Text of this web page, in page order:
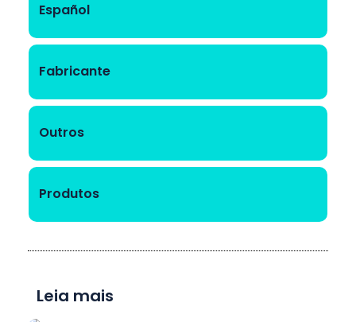
Español
Fabricante
Outros
Produtos
Leia mais